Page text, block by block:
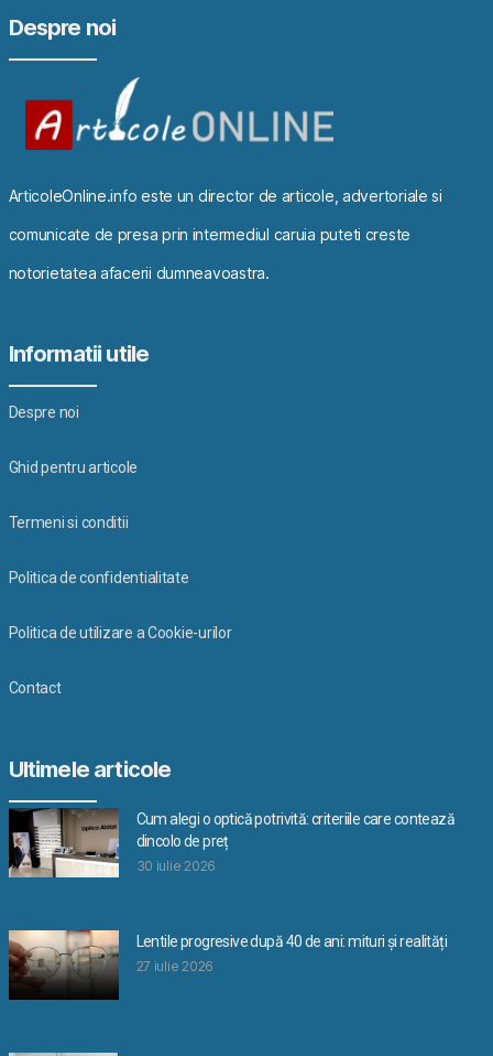
Despre noi
ArticoleOnline.info este un director de articole, advertoriale si
comunicate de presa prin intermediul caruia puteti creste
notorietatea afacerii dumneavoastra.
Informatii utile
Despre noi
Ghid pentru articole
Termeni si conditii
Politica de confidentialitate
Politica de utilizare a Cookie-urilor
Contact
Ultimele articole
Cum alegi o optică potrivită: criteriile care contează
dincolo de preț
30 iulie 2026
Lentile progresive după 40 de ani: mituri și realități
27 iulie 2026